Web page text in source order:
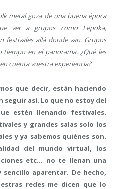
metal goza de una buena época
ver a grupos como Lepoka,
festivales allá donde van. Grupos
en el panorama. ¿Qué les
cuenta vuestra experiencia?
que decir, están haciendo
seguir así. Lo que no estoy del
estén llenando festivales.
y grandes salas solo los
y ya sabemos quiénes son.
del mundo virtual, los
etc… no te llenan una
sencillo aparentar. De hecho,
redes me dicen que lo